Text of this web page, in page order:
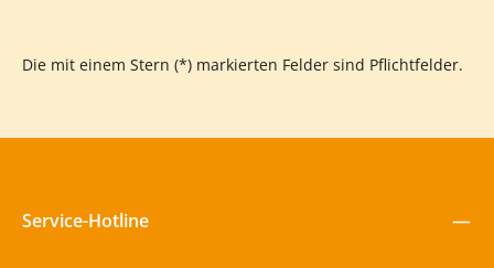
Die mit einem Stern (*) markierten Felder sind Pflichtfelder.
Service-Hotline